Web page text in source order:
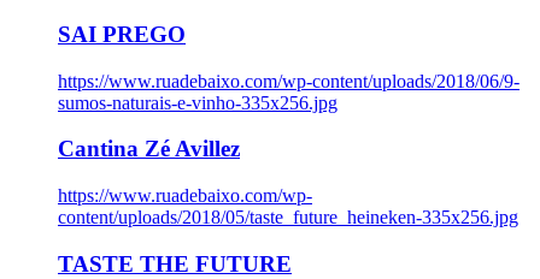
SAI PREGO
https://www.ruadebaixo.com/wp-content/uploads/2018/06/9-
sumos-naturais-e-vinho-335x256.jpg
Cantina Zé Avillez
https://www.ruadebaixo.com/wp-
content/uploads/2018/05/taste_future_heineken-335x256.jpg
TASTE THE FUTURE